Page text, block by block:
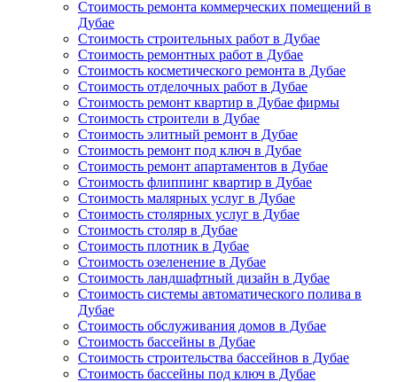
Стоимость ремонта коммерческих помещений в
Дубае
Стоимость строительных работ в Дубае
Стоимость ремонтных работ в Дубае
Стоимость косметического ремонта в Дубае
Стоимость отделочных работ в Дубае
Стоимость ремонт квартир в Дубае фирмы
Стоимость строители в Дубае
Стоимость элитный ремонт в Дубае
Стоимость ремонт под ключ в Дубае
Стоимость ремонт апартаментов в Дубае
Стоимость флиппинг квартир в Дубае
Стоимость малярных услуг в Дубае
Стоимость столярных услуг в Дубае
Стоимость столяр в Дубае
Стоимость плотник в Дубае
Стоимость озеленение в Дубае
Стоимость ландшафтный дизайн в Дубае
Стоимость системы автоматического полива в
Дубае
Стоимость обслуживания домов в Дубае
Стоимость бассейны в Дубае
Стоимость строительства бассейнов в Дубае
Стоимость бассейны под ключ в Дубае